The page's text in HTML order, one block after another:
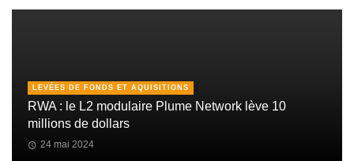
LEVÉES DE FONDS ET AQUISITIONS
RWA : le L2 modulaire Plume Network lève 10
millions de dollars
24 mai 2024